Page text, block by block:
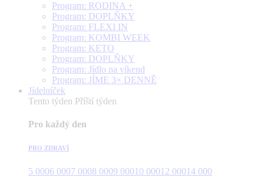
Program: RODINA +
Program: DOPLŇKY
Program: FLEXI IN
Program: KOMBI WEEK
Program: KETO
Program: DOPLŇKY
Program: Jídlo na víkend
Program: JÍME 3× DENNĚ
Jídelníček
Tento týden Příští týden
Pro každý den
PRO ZDRAVÍ
5 0006 0007 0008 0009 00010 00012 00014 000